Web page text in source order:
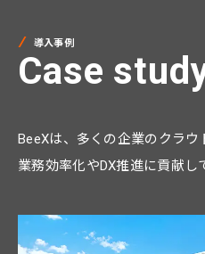
導入事例
Case
BeeXは、多くの企業のクラウ
業務効率化やDX推進に貢献し